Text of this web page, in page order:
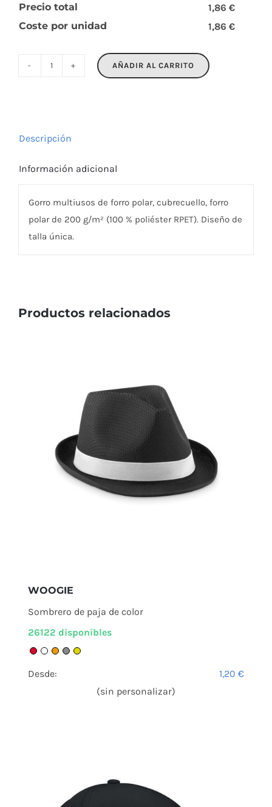
Precio total
1,86 €
Coste por unidad
1,86 €
AÑADIR AL CARRITO
Descripción
Información adicional
Gorro multiusos de forro polar, cubrecuello, forro
polar de 200 g/m² (100 % poliéster RPET). Diseño de
talla única.
Productos relacionados
WOOGIE
Sombrero de paja de color
26122 disponibles
Desde: 1,20€
(sin personalizar)